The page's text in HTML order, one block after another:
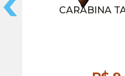
CARABINA